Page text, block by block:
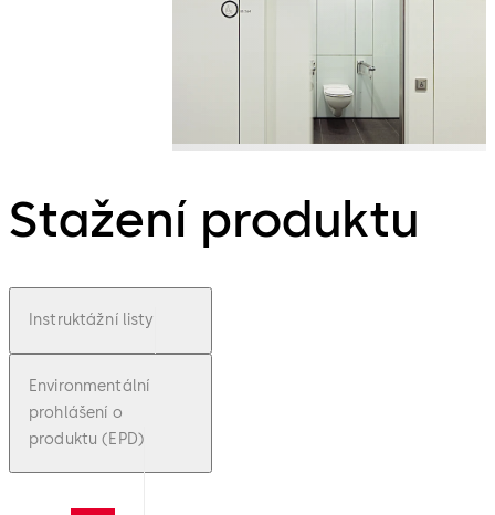
Stažení produktu
Instruktážní listy
Environmentální
prohlášení o
produktu (EPD)